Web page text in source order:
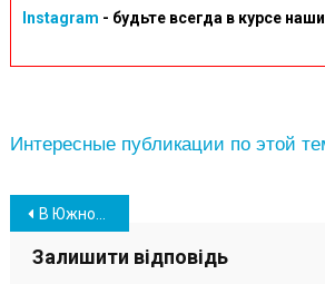
Instagram - будьте всегда в курсе
Интересные публикации по этой
Навігація
записів
В Южному попрощалися з 39-річним Героєм України Андрієм Єфімчуком (фоторепортаж)
Залишити відповідь